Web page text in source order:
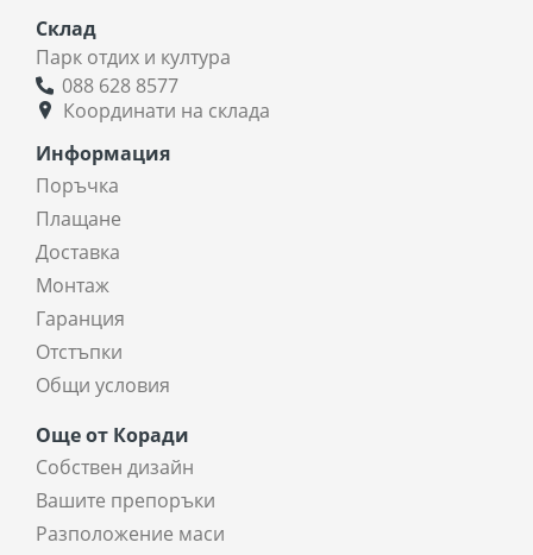
Склад
Парк отдих и култура
088 628 8577
Координати на склада
Информация
Поръчка
Плащане
Доставка
Монтаж
Гаранция
Отстъпки
Общи условия
Още от Коради
Собствен дизайн
Вашите препоръки
Разположение маси